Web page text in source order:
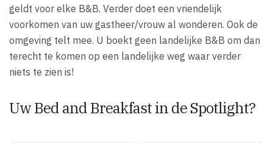
geldt voor elke B&B. Verder doet een vriendelijk
voorkomen van uw gastheer/vrouw al wonderen. Ook de
omgeving telt mee. U boekt geen landelijke B&B om dan
terecht te komen op een landelijke weg waar verder
niets te zien is!
Uw Bed and Breakfast in de Spotlight?